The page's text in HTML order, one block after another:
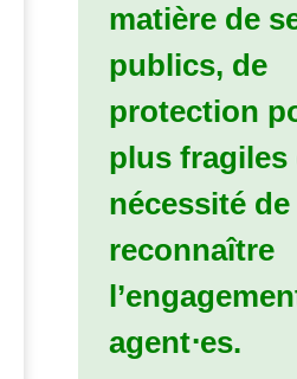
matière de
publics, de
protection
plus fragiles
nécessité de
reconnaître
agent⋅es.